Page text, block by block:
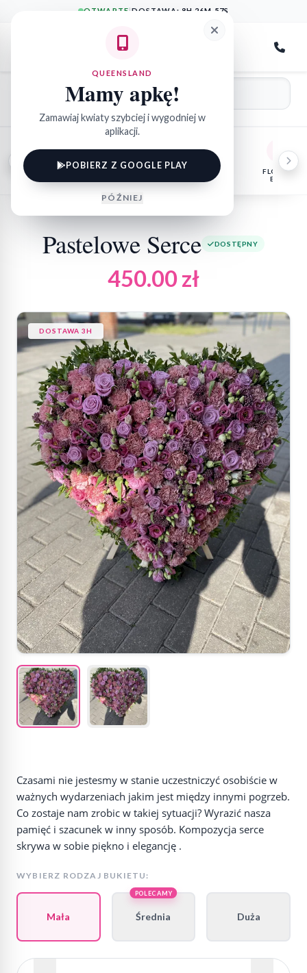
OTWARTE|DOSTAWA: 8H 26M 57S
QueensLand
NA SZCZEGÓLNE
FLORYSTYKA
DONICZKOWE
FLOWER
BOX
Pastelowe Serce DOSTĘPNY
450.00zł
DOSTAWA 3H
Czasami nie jestesmy w stanie uczestniczyć osobiście w
ważnych wydarzeniach jakim jest między innymi pogrzeb.
Co zostaje nam zrobic w takiej sytuacji? Wyrazić nasza
pamięć i szacunek w inny sposób. Kompozycja serce
skrywa w sobie piękno i elegancję .
WYBIERZ RODZAJ BUKIETU:
Mała
POLECAMY
Średnia Duża
QUEENSLAND
Mamy apkę!
Zamawiaj kwiaty szybciej i wygodniej w
aplikacji.
POBIERZ Z GOOGLE PLAY
PÓŹNIEJ